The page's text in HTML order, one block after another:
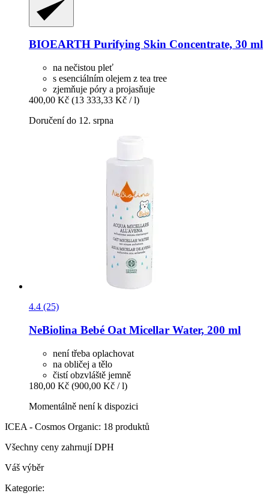
BIOEARTH Purifying Skin Concentrate, 30 ml
na nečistou pleť
s esenciálním olejem z tea tree
zjemňuje póry a projasňuje
400,00 Kč (13 333,33 Kč / l)
Doručení do 12. srpna
4.4 (25)
NeBiolina Bebé Oat Micellar Water, 200 ml
není třeba oplachovat
na obličej a tělo
čistí obzvláště jemně
180,00 Kč (900,00 Kč / l)
Momentálně není k dispozici
ICEA - Cosmos Organic: 18 produktů
Všechny ceny zahrnují DPH
Váš výběr
Kategorie: